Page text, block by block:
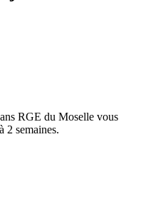
RGE du Moselle vous
2 semaines.